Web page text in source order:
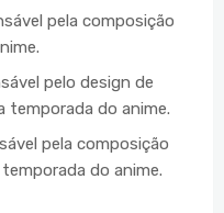
pela composição
pelo design de
temporada do anime.
pela composição
do anime.